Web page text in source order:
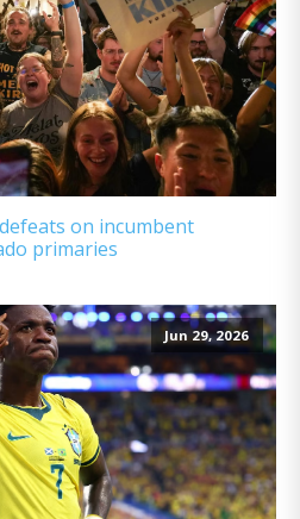
on incumbent
primaries
Jun 29, 2026